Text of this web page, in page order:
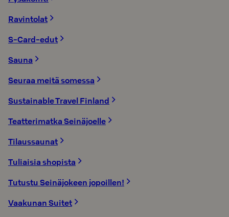
Ravintolat
S-Card-edut
Sauna
Seuraa meitä somessa
Sustainable Travel Finland
Teatterimatka Seinäjoelle
Tilaussaunat
Tuliaisia shopista
Tutustu Seinäjokeen jopoillen!
Vaakunan Suitet